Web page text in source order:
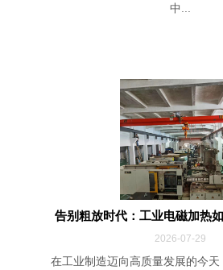
中...
告别粗放时代：工业电磁加热
2026-07-29
在工业制造迈向高质量发展的今